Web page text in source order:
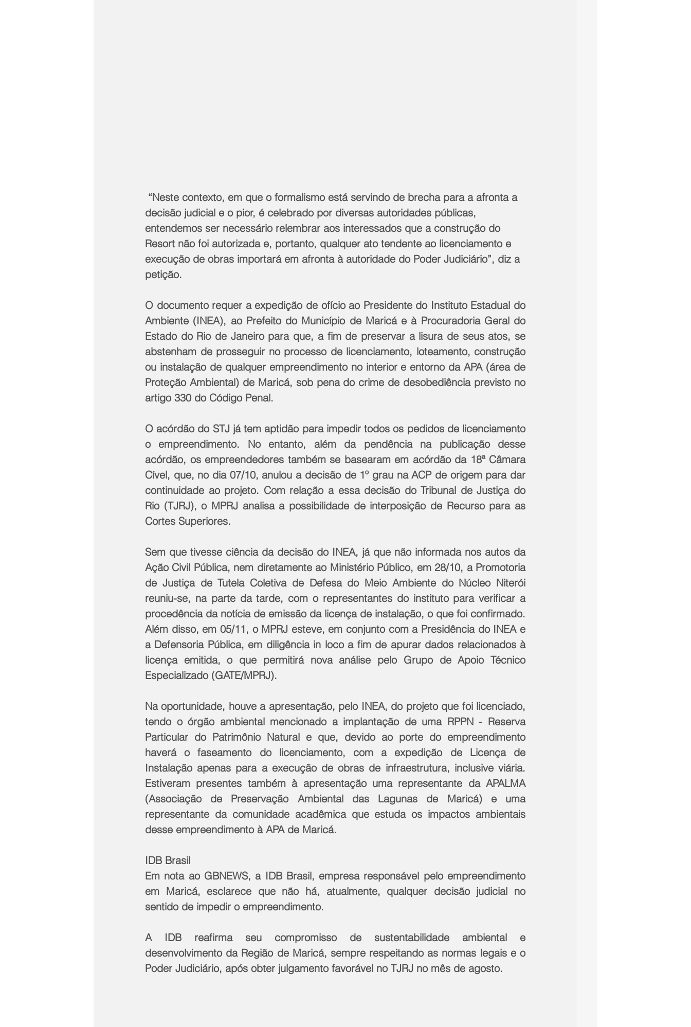
decisão judicial e o pior, é celebrado por diversas autoridades públicas,
entendemos ser necessário relembrar aos interessados que a construção do
Resort não foi autorizada e, portanto, qualquer ato tendente ao licenciamento e
execução de obras importará em afronta à autoridade do Poder Judiciário”, diz a
petição.
O documento requer a expedição de ofício ao Presidente do Instituto Estadual do
Ambiente (INEA), ao Prefeito do Município de Maricá e à Procuradoria Geral do
Estado do Rio de Janeiro para que, a fim de preservar a lisura de seus atos, se
abstenham de prosseguir no processo de licenciamento, loteamento, construção
ou instalação de qualquer empreendimento no interior e entorno da APA (área de
Proteção Ambiental) de Maricá, sob pena do crime de desobediência previsto no
artigo 330 do Código Penal.
O acórdão do STJ já tem aptidão para impedir todos os pedidos de licenciamento
o empreendimento. No entanto, além da pendência na publicação desse
acórdão, os empreendedores também se basearam em acórdão da 18ª Câmara
Cível, que, no dia 07/10, anulou a decisão de 1º grau na ACP de origem para dar
continuidade ao projeto. Com relação a essa decisão do Tribunal de Justiça do
Rio (TJRJ), o MPRJ analisa a possibilidade de interposição de Recurso para as
Cortes Superiores.
Sem que tivesse ciência da decisão do INEA, já que não informada nos autos da
Ação Civil Pública, nem diretamente ao Ministério Público, em 28/10, a Promotoria
de Justiça de Tutela Coletiva de Defesa do Meio Ambiente do Núcleo Niterói
reuniu-se, na parte da tarde, com o representantes do instituto para verificar a
procedência da notícia de emissão da licença de instalação, o que foi confirmado.
Além disso, em 05/11, o MPRJ esteve, em conjunto com a Presidência do INEA e
a Defensoria Pública, em diligência in loco a fim de apurar dados relacionados à
licença emitida, o que permitirá nova análise pelo Grupo de Apoio Técnico
Especializado (GATE/MPRJ).
Na oportunidade, houve a apresentação, pelo INEA, do projeto que foi licenciado,
tendo o órgão ambiental mencionado a implantação de uma RPPN - Reserva
Particular do Patrimônio Natural e que, devido ao porte do empreendimento
haverá o faseamento do licenciamento, com a expedição de Licença de
Instalação apenas para a execução de obras de infraestrutura, inclusive viária.
Estiveram presentes também à apresentação uma representante da APALMA
(Associação de Preservação Ambiental das Lagunas de Maricá) e uma
representante da comunidade acadêmica que estuda os impactos ambientais
desse empreendimento à APA de Maricá.
IDB Brasil
Em nota ao GBNEWS, a IDB Brasil, empresa responsável pelo empreendimento
em Maricá, esclarece que não há, atualmente, qualquer decisão judicial no
sentido de impedir o empreendimento.
A IDB reafirma seu compromisso de sustentabilidade ambiental e
desenvolvimento da Região de Maricá, sempre respeitando as normas legais e o
Poder Judiciário, após obter julgamento favorável no TJRJ no mês de agosto.